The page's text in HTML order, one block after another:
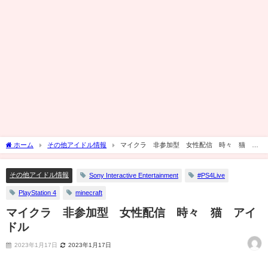
ホーム その他アイドル情報
マイクラ 非参加型 女性配信 時々 猫 ア
イドル
その他アイドル情報 Sony Interactive Entertainment #PS4Live
PlayStation 4 minecraft
マイクラ 非参加型 女性配信 時々 猫 アイ
ドル
2023年1月17日 2023年1月17日